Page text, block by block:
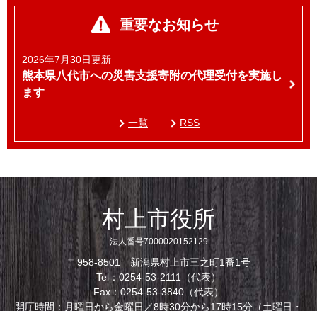
重要なお知らせ
2026年7月30日更新
熊本県八代市への災害支援寄附の代理受付を実施し
ます
一覧 RSS
村上市役所
法人番号7000020152129
〒958-8501 新潟県村上市三之町1番1号
Tel：0254-53-2111（代表）
Fax：0254-53-3840（代表）
開庁時間：月曜日から金曜日／8時30分から17時15分（土曜日・